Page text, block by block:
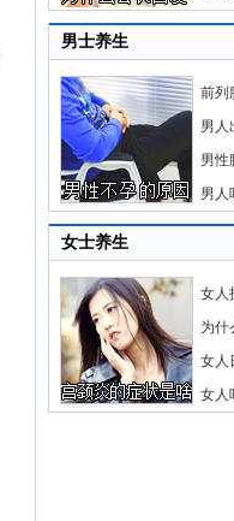
男士养生
前列
男人
男性
男人
女士养生
女人
为什
女人
女人